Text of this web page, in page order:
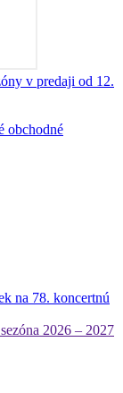
v predaji od 12.
obchodné